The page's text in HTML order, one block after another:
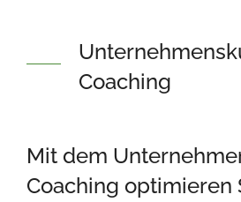
Coaching
Mit dem
Coaching optimieren